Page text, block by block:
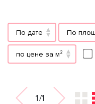
По дате По
по цене за м²
1/1